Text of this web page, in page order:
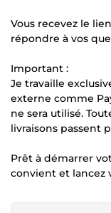
Vous recevez le
répondre à vos
Important :
Je travaille
externe comme
ne sera utilisé.
livraisons passent
Prêt à démarrer
convient et lancez